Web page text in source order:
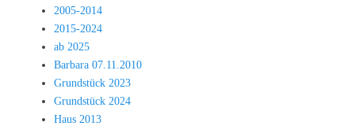
2005-2014
2015-2024
ab 2025
Barbara 07.11.2010
Grundstück 2023
Grundstück 2024
Haus 2013